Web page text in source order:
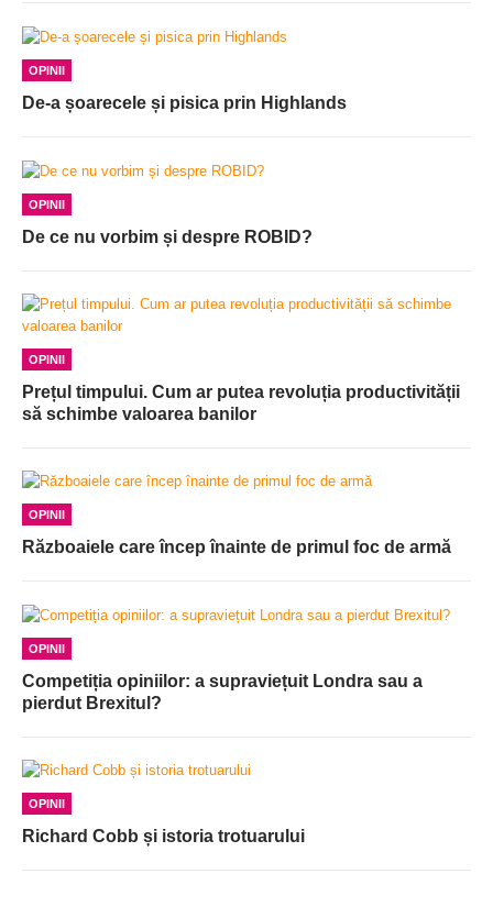
OPINII
De-a șoarecele și pisica prin Highlands
OPINII
De ce nu vorbim și despre ROBID?
OPINII
Prețul timpului. Cum ar putea revoluția productivității
să schimbe valoarea banilor
OPINII
Războaiele care încep înainte de primul foc de armă
OPINII
Competiția opiniilor: a supraviețuit Londra sau a
pierdut Brexitul?
OPINII
Richard Cobb și istoria trotuarului